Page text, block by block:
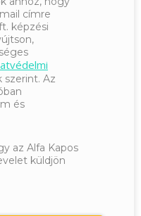
címre
képzési
szerint. Az
és
az Alfa Kapos
küldjön